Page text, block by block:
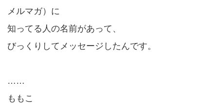
メルマガ）に
知ってる人の名前があって、
びっくりしてメッセージしたんです。
……
ももこ